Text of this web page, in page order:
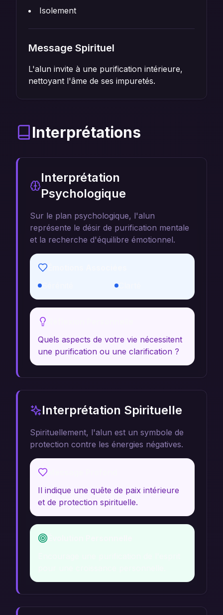
Isolement
Message Spirituel
L'alun invite à une purification intérieure,
nettoyant l'âme de ses impuretés.
Interprétations
Interprétation
Psychologique
Sur le plan psychologique, l'alun
représente le désir de purification mentale
et la recherche d'équilibre émotionnel.
Clarté
Quels aspects de votre vie nécessitent
une purification ou une clarification ?
Interprétation Spirituelle
Spirituellement, l'alun est un symbole de
protection contre les énergies négatives.
Il indique une quête de paix intérieure
et de protection spirituelle.